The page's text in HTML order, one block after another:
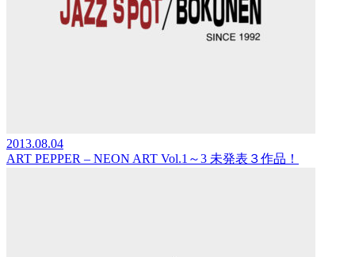
2013.08.04
ART PEPPER – NEON ART Vol.1～3 未発表３作品！